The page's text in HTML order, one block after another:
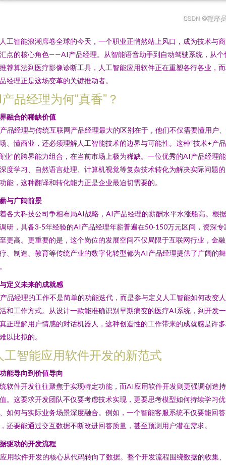
工智能浪潮席卷全球的今天，一个职业正悄然站上风口，成为技术与
点的核心角色——AI产品经理。从智能语音助手到自动驾驶系统，从个
荐算法到医疗影像诊断工具，人工智能应用软件正在重塑各行各业，
经理正是这场变革的关键推动者。
产品经理为何“真香”？
融合的稀缺价值
品经理与传统互联网产品经理最大的区别在于，他们不仅需要懂用户
、懂商业，还必须理解人工智能技术的边界与可能性。这种“技术+产品
业”的跨界能力组合，在当前市场上极为稀缺。一位优秀的AI产品经理
度学习、自然语言处理、计算机视觉等复杂技术转化为解决实际问题
能，这种翻译和转化能力正是企业最迫切需要的。
与广阔前景
各大科技公司争相布局AI战略，AI产品经理的薪酬水平水涨船高。根
研，具备3-5年经验的AI产品经理年薪普遍在50-150万元区间，资深专
更高。更重要的是，这个岗位的发展空间不仅局限于互联网行业，金
、制造、教育等传统产业的数字化转型都为AI产品经理提供了广阔的舞
定义未来的成就感
品经理的工作不是简单的功能迭代，而是参与定义人工智能如何改变
和工作方式。从设计一款能准确识别早期病变的医疗AI系统，到开发
正理解用户情感的对话机器人，这种创造性的工作带来的成就感是许
以比拟的。
工智能应用软件开发的新范式
能导向到价值导向
软件开发往往聚焦于实现特定功能，而AI应用软件开发则更强调创造
。这要求开发团队不仅要考虑技术实现，更要思考模型如何持续学习优
如何与实际业务场景深度融合。例如，一个智能客服系统不仅要能回
还要能通过交互数据不断改进回答质量，甚至预测用户潜在需求。
驱动的开发流程
用软件开发的核心从代码转向了数据。整个开发流程围绕数据的收集